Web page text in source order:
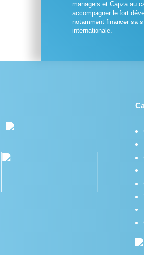
managers et Capza au
accompagner le fort
notamment financer sa
internationale.